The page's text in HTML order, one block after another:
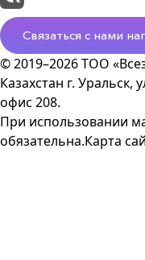
Связаться с нами
© 2019–2026 ТОО
Казахстан г.
офис 208.
При использовании
обязательна.Карта